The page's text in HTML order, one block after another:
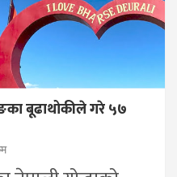
बूढाथोकीले गरे ५७